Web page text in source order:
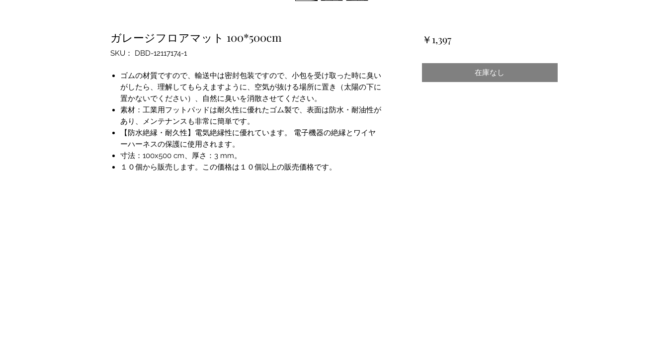
ガレージフロアマット 100*500cm
SKU： DBD-12117174-1
ゴムの材質ですので、輸送中は密封包装ですので、小包を受け取った時に臭い
がしたら、理解してもらえますように、空気が抜ける場所に置き（太陽の下に
置かないでください）、自然に臭いを消散させてください。
素材：工業用フットパッドは耐久性に優れたゴム製で、表面は防水・耐油性が
あり、メンテナンスも非常に簡単です。
【防水絶縁・耐久性】電気絶縁性に優れています。 電子機器の絶縁とワイヤ
ーハーネスの保護に使用されます。
寸法：100x500 cm、厚さ：3 mm。
１０個から販売します。この価格は１０個以上の販売価格です。
￥1,397価
在庫なし